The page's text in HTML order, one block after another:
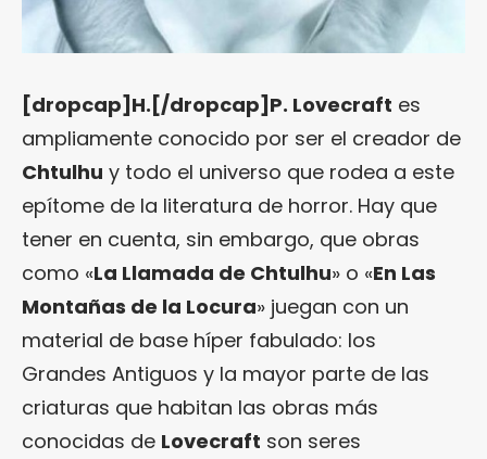
[dropcap]H.[/dropcap]P. Lovecraft es
ampliamente conocido por ser el creador de
Chtulhu y todo el universo que rodea a este
epítome de la literatura de horror. Hay que
tener en cuenta, sin embargo, que obras
como «La Llamada de Chtulhu» o «En Las
Montañas de la Locura» juegan con un
material de base híper fabulado: los
Grandes Antiguos y la mayor parte de las
criaturas que habitan las obras más
conocidas de Lovecraft son seres